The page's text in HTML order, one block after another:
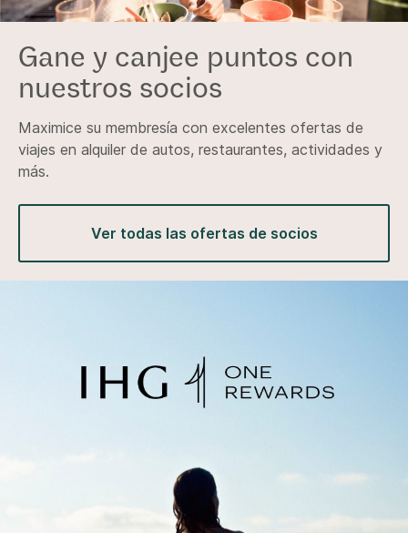
Gane y canjee puntos con
nuestros socios
Maximice su membresía con excelentes ofertas de
viajes en alquiler de autos, restaurantes, actividades y
más.
Ver todas las ofertas de socios